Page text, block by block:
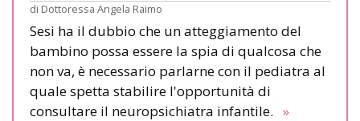
di Dottoressa Angela Raimo
Sesi ha il dubbio che un atteggiamento del
bambino possa essere la spia di qualcosa che
non va, è necessario parlarne con il pediatra al
quale spetta stabilire l'opportunità di
consultare il neuropsichiatra infantile. »